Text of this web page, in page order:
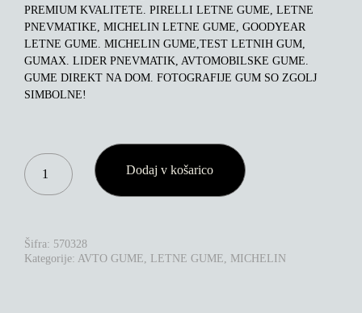
PREMIUM KVALITETE. PIRELLI LETNE GUME, LETNE
PNEVMATIKE, MICHELIN LETNE GUME, GOODYEAR
LETNE GUME. MICHELIN GUME,TEST LETNIH GUM,
GUMAX. LIDER PNEVMATIK, AVTOMOBILSKE GUME.
GUME DIREKT NA DOM. FOTOGRAFIJE GUM SO ZGOLJ
SIMBOLNE!
MICHELIN
PILOT
SUPER
XL
MO1
Dodaj v košarico
Šifra: 570328
Kategorije: AVTO GUME, LETNE GUME, MICHELIN